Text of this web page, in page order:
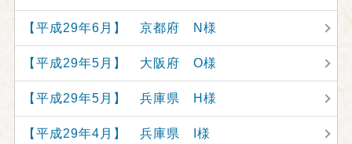
【平成29年6月】 京都府 N様
【平成29年5月】 大阪府 O様
【平成29年5月】 兵庫県 H様
【平成29年4月】 兵庫県 I様